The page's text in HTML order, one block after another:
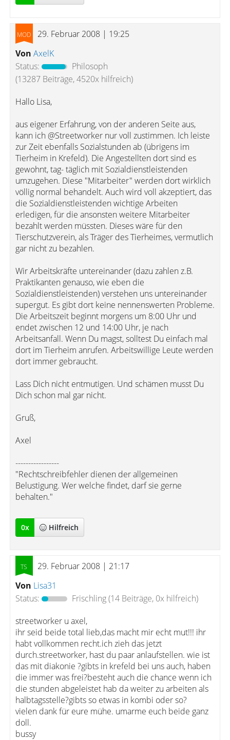
29. Februar 2008 | 19:25
Von AxelK
Status:
Philosoph
(13287 Beiträge, 4520x hilfreich)
Hallo Lisa,
aus eigener Erfahrung, von der anderen Seite aus,
kann ich @Streetworker nur voll zustimmen. Ich leiste
zur Zeit ebenfalls Sozialstunden ab (übrigens im
Tierheim in Krefeld). Die Angestellten dort sind es
gewohnt, tag- täglich mit Sozialdienstleistenden
umzugehen. Diese "Mitarbeiter" werden dort wirklich
völlig normal behandelt. Auch wird voll akzeptiert, das
die Sozialdienstleistenden wichtige Arbeiten
erledigen, für die ansonsten weitere Mitarbeiter
bezahlt werden müssten. Dieses wäre für den
Tierschutzverein, als Träger des Tierheimes, vermutlich
gar nicht zu bezahlen.
Wir Arbeitskräfte untereinander (dazu zahlen z.B.
Praktikanten genauso, wie eben die
Sozialdienstleistenden) verstehen uns untereinander
supergut. Es gibt dort keine nennenswerten Probleme.
Die Arbeitszeit beginnt morgens um 8:00 Uhr und
endet zwischen 12 und 14:00 Uhr, je nach
Arbeitsanfall. Wenn Du magst, solltest Du einfach mal
dort im Tierheim anrufen. Arbeitswillige Leute werden
dort immer gebraucht.
Lass Dich nicht entmutigen. Und schämen musst Du
Dich schon mal gar nicht.
Gruß,
Axel
-----------------
"Rechtschreibfehler dienen der allgemeinen
Belustigung. Wer welche findet, darf sie gerne
behalten."
0x Hilfreich
29. Februar 2008 | 21:17
Von Lisa31
Status:
Frischling(14 Beiträge, 0x hilfreich)
streetworker u axel,
ihr seid beide total lieb,das macht mir echt mut!!! ihr
habt vollkommen recht.ich zieh das jetzt
durch.streetworker, hast du paar anlaufstellen. wie ist
das mit diakonie ?gibts in krefeld bei uns auch, haben
die immer was frei?besteht auch die chance wenn ich
die stunden abgeleistet hab da weiter zu arbeiten als
halbtagsstelle?gibts so etwas in kombi oder so?
vielen dank für eure mühe. umarme euch beide ganz
doll.
bussy